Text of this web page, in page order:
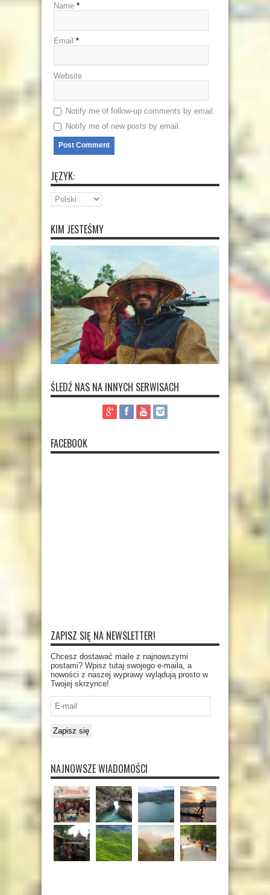
Name *
Email *
Website
Notify me of follow-up comments by email.
Notify me of new posts by email.
JĘZYK:
KIM JESTEŚMY
ŚLEDŹ NAS NA INNYCH SERWISACH
FACEBOOK
ZAPISZ SIĘ NA NEWSLETTER!
Chcesz dostawać maile z najnowszymi
postami? Wpisz tutaj swojego e-maila, a
nowości z naszej wyprawy wylądują prosto w
Twojej skrzynce!
mail
Zapisz się
NAJNOWSZE WIADOMOŚCI